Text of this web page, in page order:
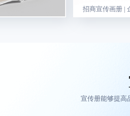
招商宣传画册 |
宣传册能够提高